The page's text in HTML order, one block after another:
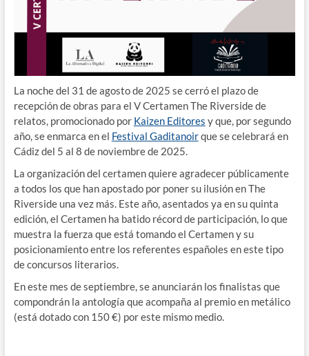
La noche del 31 de agosto de 2025 se cerró el plazo de
recepción de obras para el V Certamen The Riverside de
relatos, promocionado por Kaizen Editores y que, por segundo
año, se enmarca en el Festival Gaditanoirque se celebrará en
Cádiz del 5 al 8 de noviembre de 2025.
La organización del certamen quiere agradecer públicamente
a todos los que han apostado por poner su ilusión en The
Riverside una vez más. Este año, asentados ya en su quinta
edición, el Certamen ha batido récord de participación, lo que
muestra la fuerza que está tomando el Certamen y su
posicionamiento entre los referentes españoles en este tipo
de concursos literarios.
En este mes de septiembre, se anunciarán los finalistas que
compondrán la antología que acompaña al premio en metálico
(está dotado con 150 €) por este mismo medio.